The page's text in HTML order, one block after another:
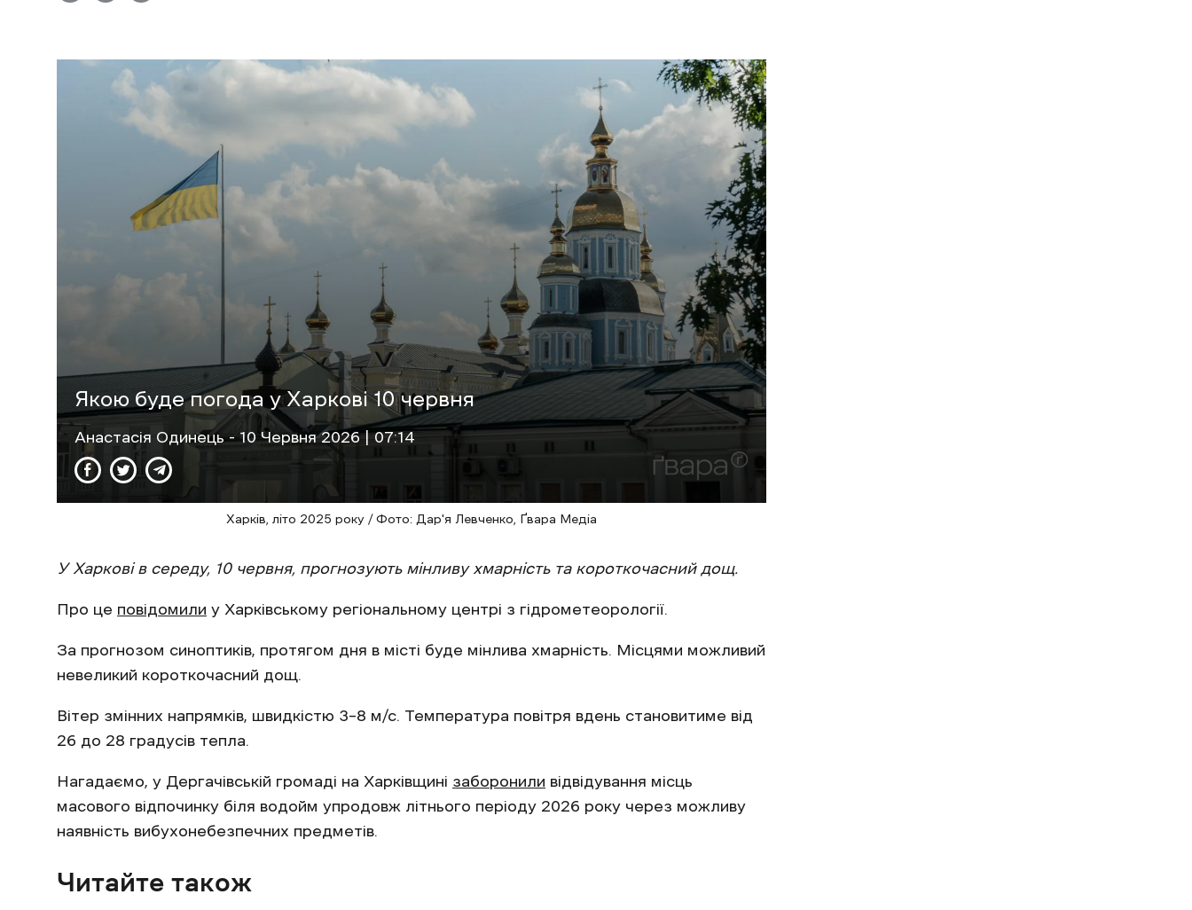
Якою буде погода у Харкові 10 червня
Анастасія Одинець- 10 Червня 2026 | 07:14
Харків, літо 2025 року / Фото: Дар'я Левченко, Ґвара Медіа
У Харкові в середу, 10 червня, прогнозують мінливу хмарність та короткочасний дощ.
Про це повідомили у Харківському регіональному центрі з гідрометеорології.
За прогнозом синоптиків, протягом дня в місті буде мінлива хмарність. Місцями можливий
невеликий короткочасний дощ.
Вітер змінних напрямків, швидкістю 3–8 м/с. Температура повітря вдень становитиме від
26 до 28 градусів тепла.
Нагадаємо, у Дергачівській громаді на Харківщині заборонили відвідування місць
масового відпочинку біля водойм упродовж літнього періоду 2026 року через можливу
наявність вибухонебезпечних предметів.
Читайте також